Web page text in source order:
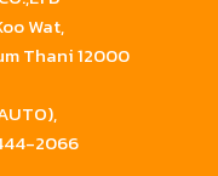
Wat,
Thani 12000
2066